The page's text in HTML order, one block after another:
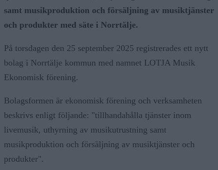
samt musikproduktion och försäljning av musiktjänster
och produkter med säte i Norrtälje.
På torsdagen den 25 september 2025 registrerades ett nytt
bolag i Norrtälje kommun med namnet LOTJA Musik
Ekonomisk förening.
Bolagsformen är ekonomisk förening och verksamheten
beskrivs enligt följande: "tillhandahålla tjänster inom
livemusik, uthyrning av musikutrustning samt
musikproduktion och försäljning av musiktjänster och
produkter".